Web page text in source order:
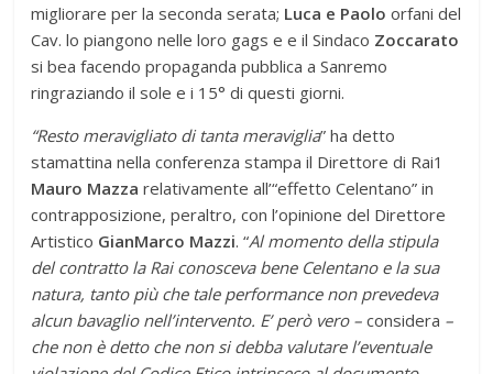
migliorare per la seconda serata; Luca e Paolo orfani del
Cav. lo piangono nelle loro gags e e il Sindaco Zoccarato
si bea facendo propaganda pubblica a Sanremo
ringraziando il sole e i 15° di questi giorni.
“Resto meravigliato di tanta meraviglia” ha detto
stamattina nella conferenza stampa il Direttore di Rai1
Mauro Mazzarelativamente all’“effetto Celentano” in
contrapposizione, peraltro, con l’opinione del Direttore
Artistico GianMarco Mazzi. “Al momento della stipula
del contratto la Rai conosceva bene Celentano e la sua
natura, tanto più che tale performance non prevedeva
alcun bavaglio nell’intervento. E’ però vero –considera –
che non è detto che non si debba valutare l’eventuale